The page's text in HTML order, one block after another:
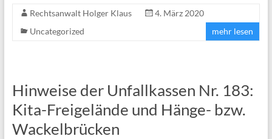
Rechtsanwalt Holger Klaus
4. März 2020
Uncategorized
mehr lesen
Hinweise der Unfallkassen Nr. 183:
Kita-Freigelände und Hänge- bzw.
Wackelbrücken